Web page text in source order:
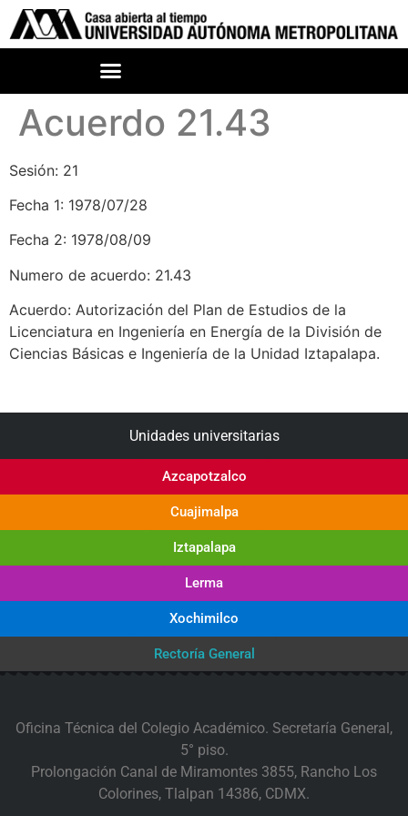
Acuerdo 21.43
Sesión: 21
Fecha 1: 1978/07/28
Fecha 2: 1978/08/09
Numero de acuerdo: 21.43
Acuerdo: Autorización del Plan de Estudios de la
Licenciatura en Ingeniería en Energía de la División de
Ciencias Básicas e Ingeniería de la Unidad Iztapalapa.
Unidades universitarias
Azcapotzalco
Cuajimalpa
Iztapalapa
Lerma
Xochimilco
Rectoría General
Oficina Técnica del Colegio Académico. Secretaría General,
5° piso.
Prolongación Canal de Miramontes 3855, Rancho Los
Colorines, Tlalpan 14386, CDMX.